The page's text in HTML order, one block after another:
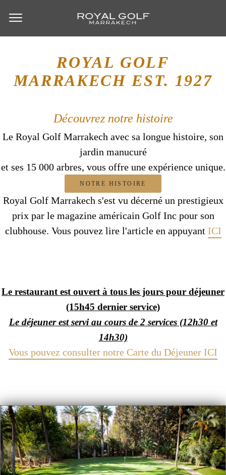
ROYAL GOLF
MARRAKECHEST. 1927
Découvrez notre histoire
Le Royal Golf Marrakech avec sa longue histoire, son
jardin manucuré
et ses 15 000 arbres, vous offre une expérience unique.
NOTRE HISTOIRE
Royal Golf Marrakech s'est vu décerné un prestigieux
prix par le magazine américain Golf Inc pour son
clubhouse. Vous pouvez lire l'article en appuyant ICI
Le restaurant est ouvert à tous les jours pour déjeuner
(15h45 dernier service)
Le déjeuner est servi au cours de 2 services (12h30 et
14h30)
Vous pouvez consulter notre Carte du Déjeuner ICI